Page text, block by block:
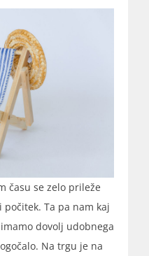
času se zelo prileže
Ta pa nam kaj
dovolj udobnega
Na trgu je na